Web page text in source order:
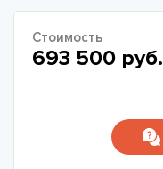
Стоимость
693 500 руб.